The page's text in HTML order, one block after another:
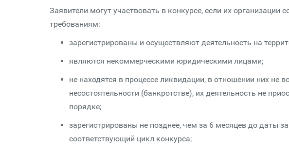
Заявители могут участвовать в конкурсе, если их организации
требованиям:
зарегистрированы и осуществляют деятельность на
являются некоммерческими юридическими лицами;
не находятся в процессе ликвидации, в отношении них не
несостоятельности (банкротстве), их деятельность не
порядке;
зарегистрированы не позднее, чем за 6 месяцев до даты
соответствующий цикл конкурса;